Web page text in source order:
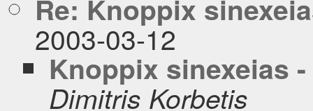
Re: Knoppix
2003-03-12
Knoppix sinexeias
Dimitris Korbetis